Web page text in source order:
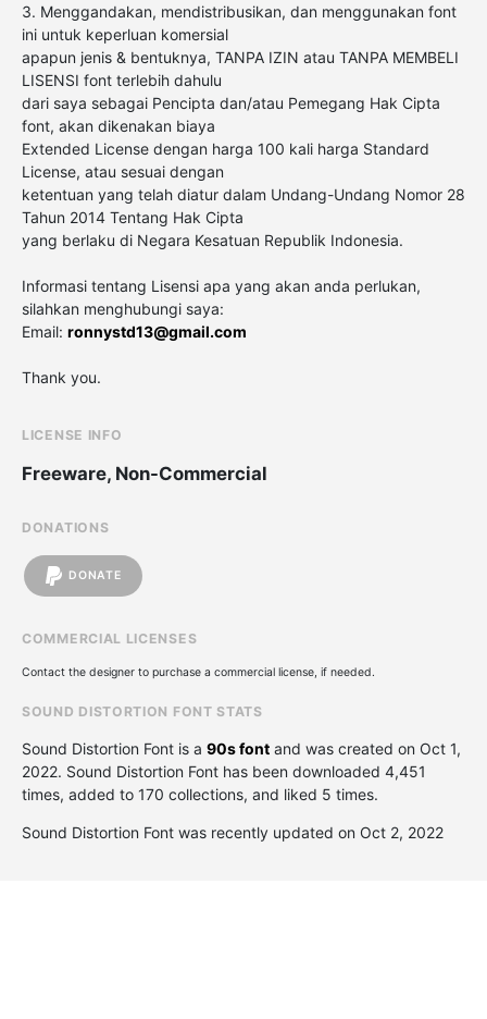
3. Menggandakan, mendistribusikan, dan menggunakan font
ini untuk keperluan komersial
apapun jenis & bentuknya, TANPA IZIN atau TANPA MEMBELI
LISENSI font terlebih dahulu
dari saya sebagai Pencipta dan/atau Pemegang Hak Cipta
font, akan dikenakan biaya
Extended License dengan harga 100 kali harga Standard
License, atau sesuai dengan
ketentuan yang telah diatur dalam Undang-Undang Nomor 28
Tahun 2014 Tentang Hak Cipta
yang berlaku di Negara Kesatuan Republik Indonesia.
Informasi tentang Lisensi apa yang akan anda perlukan,
silahkan menghubungi saya:
Email: ronnystd13@gmail.com
Thank you.
LICENSE INFO
Freeware, Non-Commercial
DONATIONS
DONATE
COMMERCIAL LICENSES
Contact the designer to purchase a commercial license, if needed.
SOUND DISTORTION FONT STATS
Sound Distortion Font is a 90s font and was created on Oct 1,
2022. Sound Distortion Font has been downloaded 4,451
times, added to 170 collections, and liked 5 times.
Sound Distortion Font was recently updated on Oct 2, 2022